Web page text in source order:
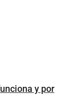
y por